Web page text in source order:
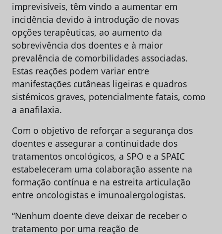
imprevisíveis, têm vindo a aumentar em
incidência devido à introdução de novas
opções terapêuticas, ao aumento da
sobrevivência dos doentes e à maior
prevalência de comorbilidades associadas.
Estas reações podem variar entre
manifestações cutâneas ligeiras e quadros
sistémicos graves, potencialmente fatais, como
a anafilaxia.
Com o objetivo de reforçar a segurança dos
doentes e assegurar a continuidade dos
tratamentos oncológicos, a SPO e a SPAIC
estabeleceram uma colaboração assente na
formação contínua e na estreita articulação
entre oncologistas e imunoalergologistas.
“Nenhum doente deve deixar de receber o
tratamento por uma reação de